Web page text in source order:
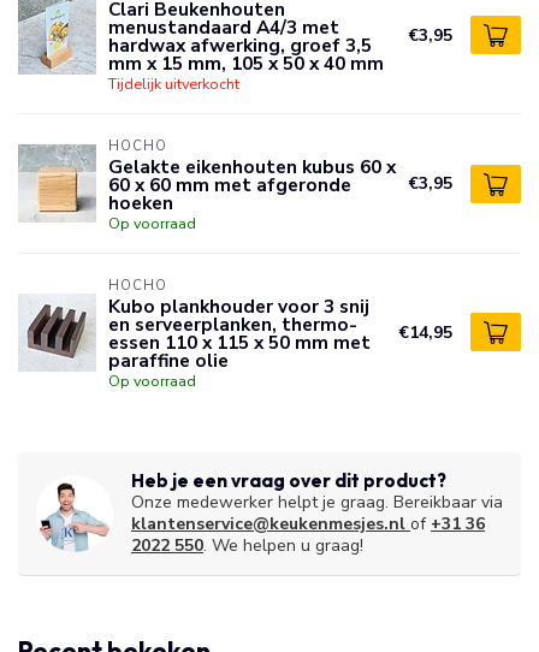
Clari Beukenhouten
menustandaard A4/3 met
hardwax afwerking, groef 3,5
mm x 15 mm, 105 x 50 x 40 mm
Tijdelijk uitverkocht
€3,95
HOCHO
Gelakte eikenhouten kubus 60 x
60 x 60 mm met afgeronde
hoeken
Op voorraad
€3,95
HOCHO
Kubo plankhouder voor 3 snij
en serveerplanken, thermo-
essen 110 x 115 x 50 mm met
paraffine olie
Op voorraad
€14,95
Heb je een vraag over dit product?
Onze medewerker helpt je graag. Bereikbaar via
klantenservice@keukenmesjes.nl of +31 36
2022 550. We helpen u graag!